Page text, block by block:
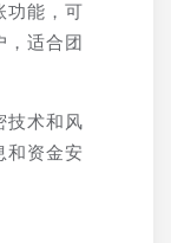
功能，可
，适合团
技术和风
和资金安